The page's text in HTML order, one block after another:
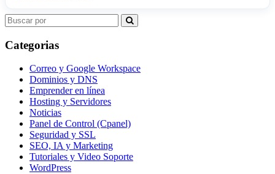
Search
for:
Categorias
Correo y Google Workspace
Dominios y DNS
Emprender en línea
Hosting y Servidores
Noticias
Panel de Control (Cpanel)
Seguridad y SSL
SEO, IA y Marketing
Tutoriales y Video Soporte
WordPress